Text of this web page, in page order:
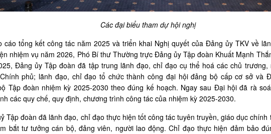
Các đại biểu tham dự hội nghị
cáo tổng kết công tác năm 2025 và triển khai Nghị quyết của Đảng ủy TKV về
nhiệm vụ năm 2026, Phó Bí thư Thường trực Đảng ủy Tập đoàn Khuất Mạnh
Đảng ủy Tập đoàn đã tập trung lãnh đạo, chỉ đạo cụ thể hoá các chủ trương,
phủ; lãnh đạo, chỉ đạo tổ chức thành công đại hội đảng bộ cấp cơ sở và
Tập đoàn nhiệm kỳ 2025-2030 theo đúng kế hoạch. Ngay sau Đại hội đã rà
các quy chế, quy định, chương trình công tác của nhiệm kỳ 2025-2030.
Tập đoàn đã lãnh đạo, chỉ đạo thực hiện tốt công tác tuyên truyền, giáo dục
bắt tư tưởng cán bộ, đảng viên, người lao động. Chỉ đạo thực hiện đảm bảo